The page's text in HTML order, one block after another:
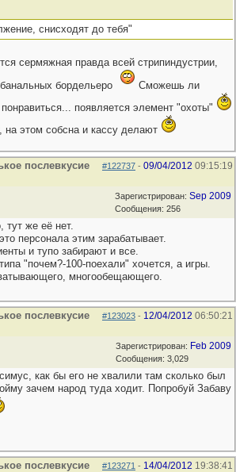
снисходят до тебя"
сермяжная правда всей стрипиндустрии,
бордельеро
Сможешь ли
появляется элемент "охоты"
на этом собсна и кассу делают
#122737 - 09/04/2012 09:15:19
послевкусие
Зарегистрирован: Sep 2009
Сообщения: 256
тут же её нет.
персонала этим зарабатывает.
и тупо забирают и все.
"почем?-100-поехали" хочется, а игры.
многообещающего.
#123023 - 12/04/2012 06:50:21
послевкусие
Зарегистрирован: Feb 2009
Сообщения: 3,029
как бы его не хвалили там сколько был
зачем народ туда ходит. Попробуй Забаву
#123271 - 14/04/2012 19:38:41
послевкусие